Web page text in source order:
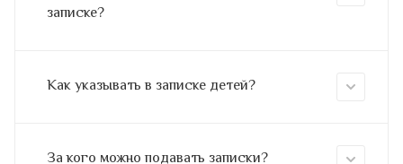
записке?
Как указывать в записке детей?
За кого можно подавать записки?